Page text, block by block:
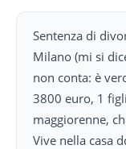
Sentenza di
Milano (mi si
non conta: è
3800 euro, 1
maggiorenne,
Vive nella casa